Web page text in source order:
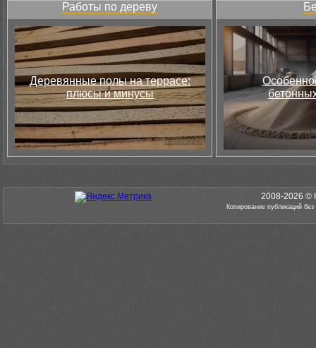
Работы по дереву
Деревянные полы на террасе:
плюсы и минусы
2008-2026 ©
Копирование публикаций